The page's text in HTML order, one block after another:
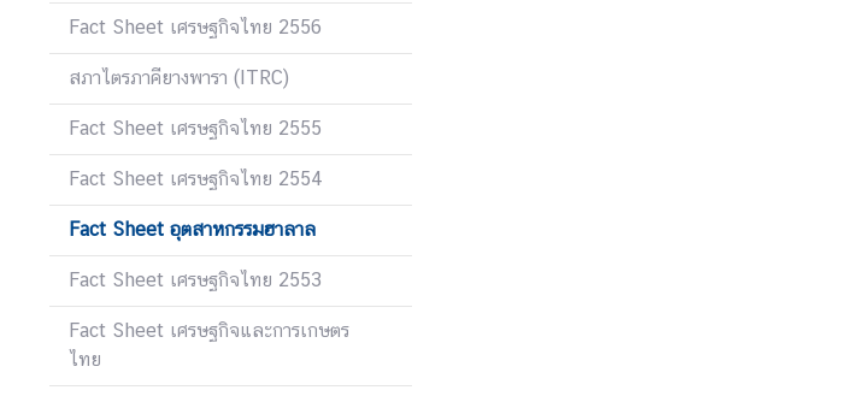
ป
ะ
า
ศ
Fact Sheet เศรษฐกิจไทย 2556
สภาไตรภาคียางพารา (ITRC)
Fact Sheet เศรษฐกิจไทย 2555
Fact Sheet เศรษฐกิจไทย 2554
Fact Sheet อุตสาหกรรมฮาลาล
Fact Sheet เศรษฐกิจไทย 2553
Fact Sheet เศรษฐกิจและการเกษตร
ไทย